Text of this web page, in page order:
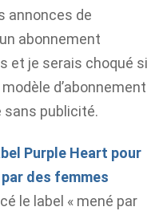
annonces de
abonnement
et je serais choqué si
d’abonnement
sans publicité.
Purple Heart pour
des femmes
le label « mené par